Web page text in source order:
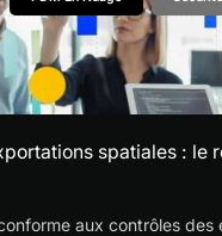
spatiales : le
aux contrôles des